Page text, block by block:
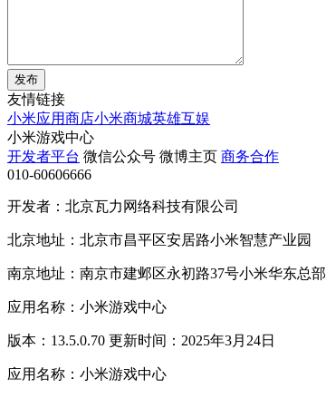
发布
友情链接
小米应用商店小米商城英雄互娱
小米游戏中心
开发者平台 微信公众号 微博主页 商务合作
010-60606666
开发者：北京瓦力网络科技有限公司
北京地址：北京市昌平区安居路小米智慧产业园
南京地址：南京市建邺区永初路37号小米华东总部
应用名称：小米游戏中心
版本：13.5.0.70 更新时间：2025年3月24日
应用名称：小米游戏中心